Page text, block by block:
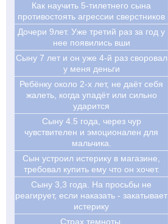
Как научить 5-тилетнего сына
противостоять агрессии сверстников
Дочери 9лет. Уже третий раз за год у
нее появились вши
Сыну 7 лет и он уже 4-й раз своровал
у меня деньги
Ребёнку около 2-х лет, не даёт себя
жалеть, когда упадёт или сильно
ударится
Сыну 4.5 года, через чур
чувствителен и эмоционален для
мальчика.
Сын устроил истерику в магазине,
требовал купить ему что он хочет.
Сыну 3,3 года. На просьбы не
реагирует, если наказать - закатывает
истерику
Страх темноты.